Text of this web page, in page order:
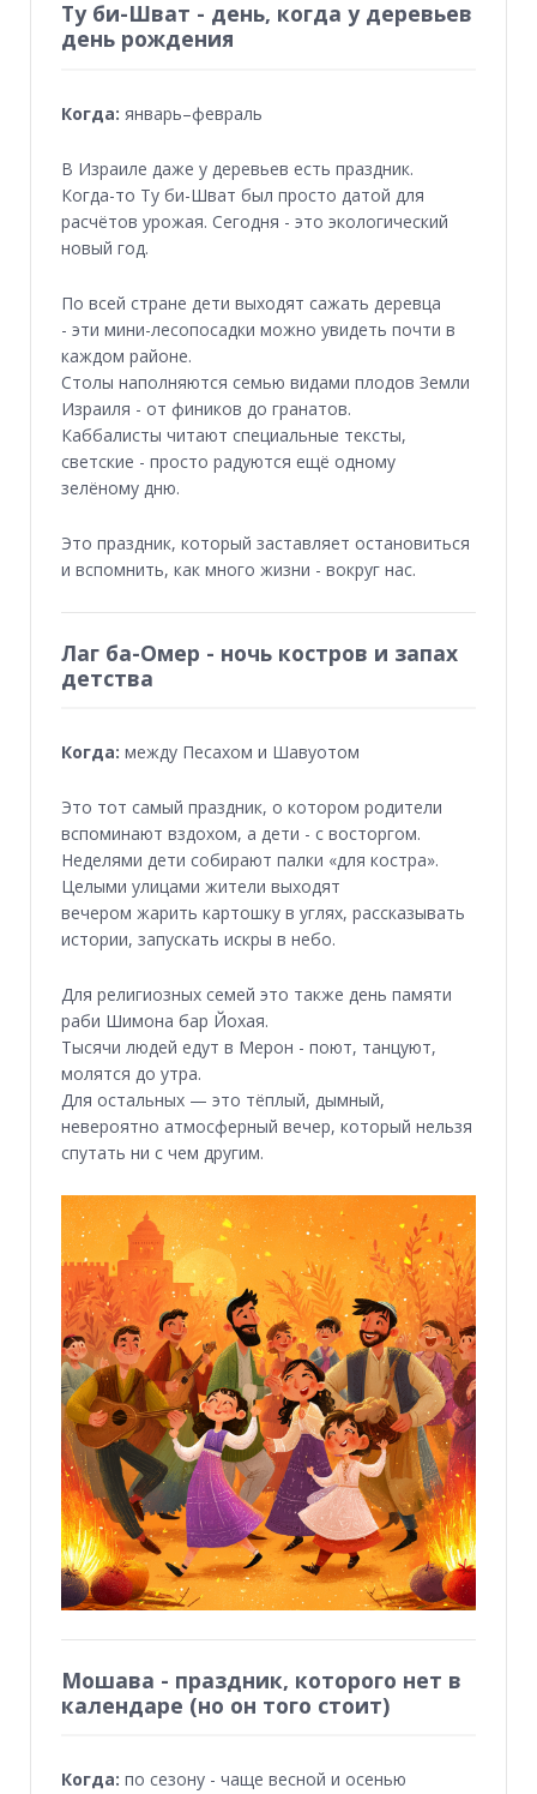
Ту би-Шват - день, когда у деревьев
день рождения
Когда: январь–февраль
В Израиле даже у деревьев есть праздник.
Когда-то Ту би-Шват был просто датой для
расчётов урожая. Сегодня - это экологический
новый год.
По всей стране дети выходят сажать деревца
- эти мини-лесопосадки можно увидеть почти в
каждом районе.
Столы наполняются семью видами плодов Земли
Израиля - от фиников до гранатов.
Каббалисты читают специальные тексты,
светские - просто радуются ещё одному
зелёному дню.
Это праздник, который заставляет остановиться
и вспомнить, как много жизни - вокруг нас.
Лаг ба-Омер - ночь костров и запах
детства
Когда: между Песахом и Шавуотом
Это тот самый праздник, о котором родители
вспоминают вздохом, а дети - с восторгом.
Неделями дети собирают палки «для костра».
Целыми улицами жители выходят
вечером жарить картошку в углях, рассказывать
истории, запускать искры в небо.
Для религиозных семей это также день памяти
раби Шимона бар Йохая.
Тысячи людей едут в Мерон - поют, танцуют,
молятся до утра.
Для остальных — это тёплый, дымный,
невероятно атмосферный вечер, который нельзя
спутать ни с чем другим.
Мошава - праздник, которого нет в
календаре (но он того стоит)
Когда: по сезону - чаще весной и осенью